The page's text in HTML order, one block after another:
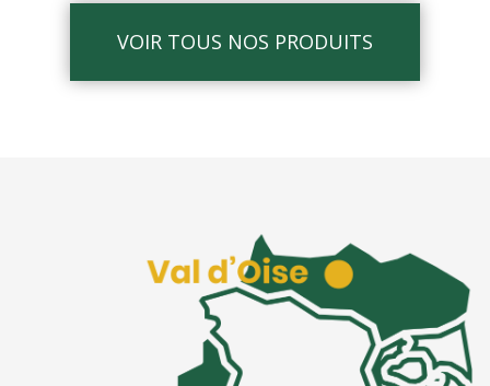
VOIR TOUS NOS PRODUITS